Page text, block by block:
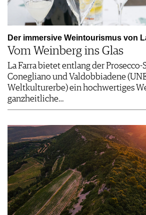
Der immersive Weintourismus von
Vom Weinberg ins Glas
La Farra bietet entlang der Prosecco-
Conegliano und Valdobbiadene
Weltkulturerbe) ein hochwertiges
ganzheitliche…